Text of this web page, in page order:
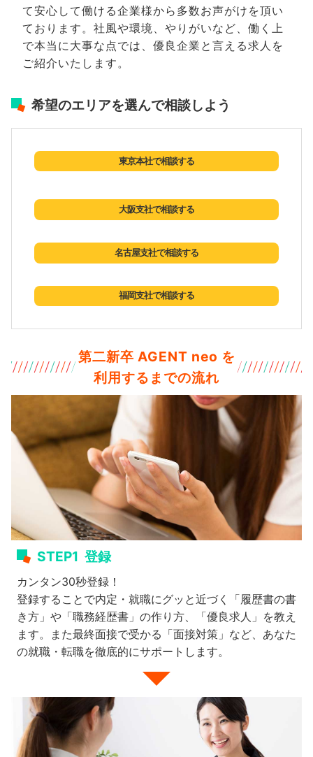
て安心して働ける企業様から多数お声がけを頂い
ております。社風や環境、やりがいなど、働く上
で本当に大事な点では、優良企業と言える求人を
ご紹介いたします。
希望のエリアを選んで相談しよう
東京本社で相談する
大阪支社で相談する
名古屋支社で相談する
福岡支社で相談する
第二新卒 AGENT neo を
利用するまでの流れ
STEP1 登録
カンタン30秒登録！
登録することで内定・就職にグッと近づく「履歴書の書
き方」や「職務経歴書」の作り方、「優良求人」を教え
ます。また最終面接で受かる「面接対策」など、あなた
の就職・転職を徹底的にサポートします。